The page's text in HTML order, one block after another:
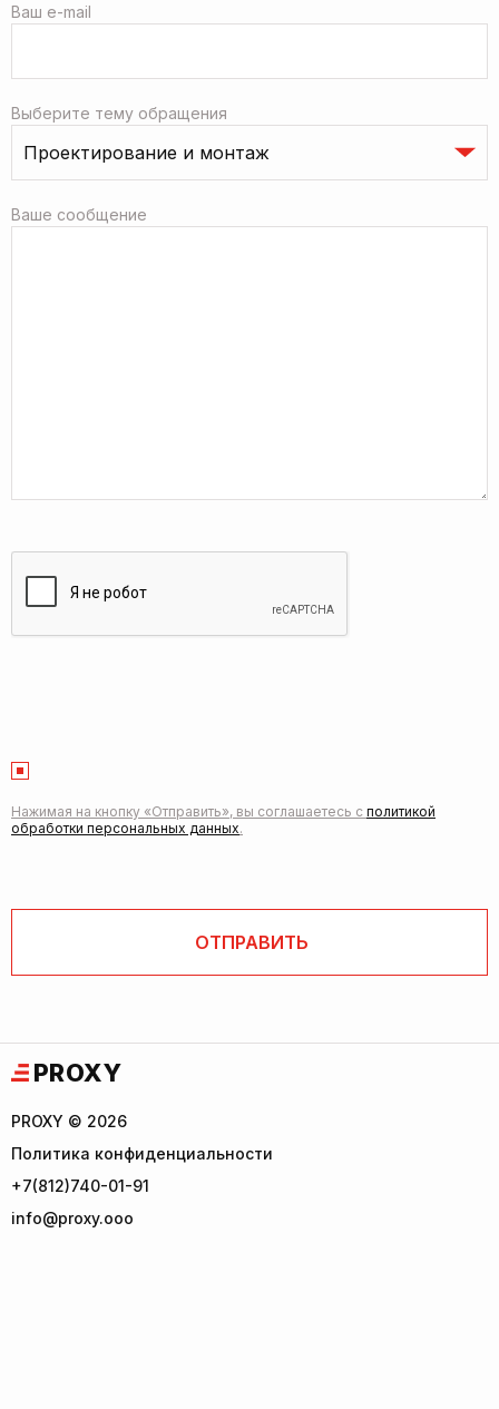
Ваш e-mail
Выберите тему обращения
Ваше сообщение
Нажимая на кнопку «Отправить», вы соглашаетесь с политикой
обработки персональных данных.
PROXY
PROXY © 2026
Политика конфиденциальности
+7(812)740-01-91
info@proxy.ooo